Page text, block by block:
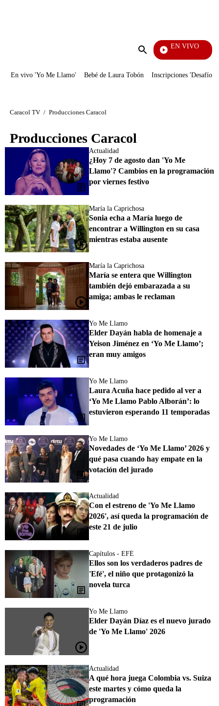
Enviar
EN VIVO
Entre Ojos
En vivo 'Yo Me Llamo' Bebé de Laura Tobón Inscripciones 'Desafío'
Caracol TV / Producciones Caracol
Producciones Caracol
Actualidad
¿Hoy 7 de agosto dan 'Yo Me
Llamo'? Cambios en la programación
por viernes festivo
María la Caprichosa
Sonia echa a María luego de
encontrar a Willington en su casa
mientras estaba ausente
María la Caprichosa
María se entera que Willington
también dejó embarazada a su
amiga; ambas le reclaman
Yo Me Llamo
Elder Dayán habla de homenaje a
Yeison Jiménez en ‘Yo Me Llamo’;
eran muy amigos
Yo Me Llamo
Laura Acuña hace pedido al ver a
‘Yo Me Llamo Pablo Alborán’: lo
estuvieron esperando 11 temporadas
Yo Me Llamo
Novedades de ‘Yo Me Llamo’ 2026 y
qué pasa cuando hay empate en la
votación del jurado
Actualidad
Con el estreno de 'Yo Me Llamo
2026', así queda la programación de
este 21 de julio
Capítulos - EFÉ
Ellos son los verdaderos padres de
'Efé', el niño que protagonizó la
novela turca
Yo Me Llamo
Elder Dayán Díaz es el nuevo jurado
de 'Yo Me Llamo' 2026
Actualidad
A qué hora juega Colombia vs. Suiza
este martes y cómo queda la
programación